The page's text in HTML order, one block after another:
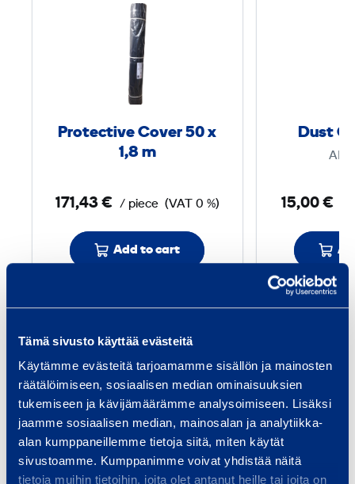
Tämä sivusto käyttää evästeitä
Käytämme evästeitä tarjoamamme sisällön ja mainosten
räätälöimiseen, sosiaalisen median ominaisuuksien
tukemiseen ja kävijämäärämme analysoimiseen. Lisäksi
jaamme sosiaalisen median, mainosalan ja analytiikka-
alan kumppaneillemme tietoja siitä, miten käytät
sivustoamme. Kumppanimme voivat yhdistää näitä
tietoja muihin tietoihin, joita olet antanut heille tai joita on
r
o
t
e
c
i
C
o
v
0
x
1
,
8
Protective Cover 50 x
1,8 m
171,43 € / piece (VAT 0 %)
Add to cart
Dust
15,00 €
Services
Traffic safety and
infrastructure